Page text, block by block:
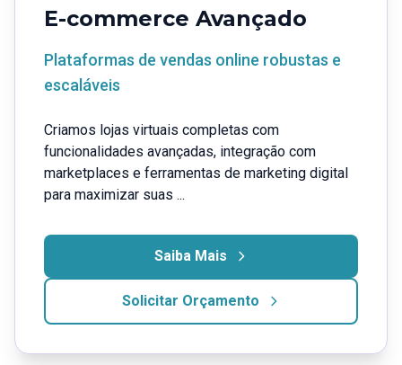
E-commerce Avançado
Plataformas de vendas online robustas e
escaláveis
Criamos lojas virtuais completas com
funcionalidades avançadas, integração com
marketplaces e ferramentas de marketing digital
para maximizar suas ...
Saiba Mais
Solicitar Orçamento